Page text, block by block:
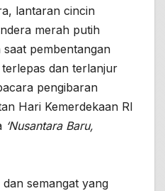
lantaran cincin
merah putih
saat pembentangan
dan terlanjur
pengibaran
Hari Kemerdekaan RI
‘Nusantara Baru,
semangat yang